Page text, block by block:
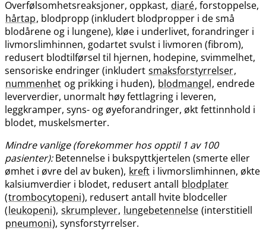
Overfølsomhetsreaksjoner, oppkast, diaré, forstoppelse,
hårtap, blodpropp (inkludert blodpropper i de små
blodårene og i lungene), kløe i underlivet, forandringer i
livmorslimhinnen, godartet svulst i livmoren (fibrom),
redusert blodtilførsel til hjernen, hodepine, svimmelhet,
sensoriske endringer (inkludert smaksforstyrrelser,
nummenhet og prikking i huden), blodmangel, endrede
leververdier, unormalt høy fettlagring i leveren,
leggkramper, syns- og øyeforandringer, økt fettinnhold i
blodet, muskelsmerter.
Mindre vanlige (forekommer hos opptil 1 av 100
pasienter):Betennelse i bukspyttkjertelen (smerte eller
ømhet i øvre del av buken), kreft i livmorslimhinnen, økte
kalsiumverdier i blodet, redusert antall blodplater
(trombocytopeni), redusert antall hvite blodceller
(leukopeni), skrumplever, lungebetennelse (interstitiell
pneumoni), synsforstyrrelser.